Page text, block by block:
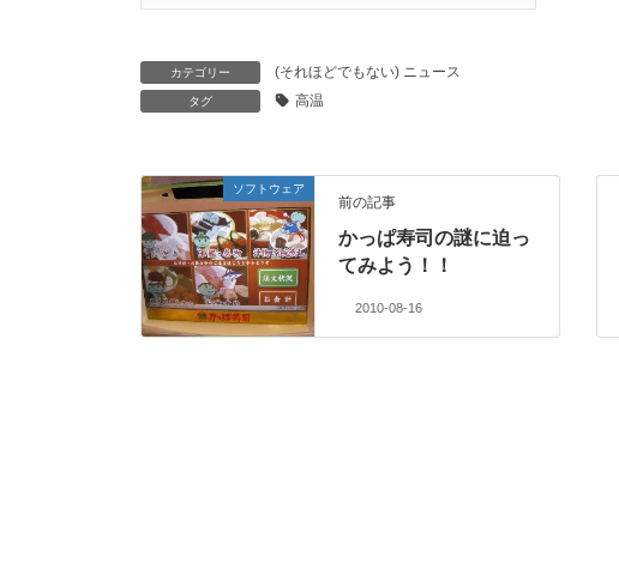
カテゴリー (それほどでもない) ニュース
タグ 高温
ソフトウェア
前の記事
かっぱ寿司の謎に迫っ
てみよう！！
2010-08-16